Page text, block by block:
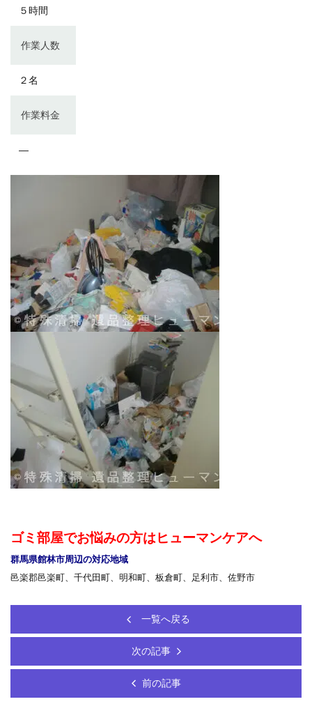
５時間
作業人数
２名
作業料金
―
ゴミ部屋でお悩みの方はヒューマンケアへ
群馬県館林市周辺の対応地域
邑楽郡邑楽町、千代田町、明和町、板倉町、足利市、佐野市
一覧へ戻る
次の記事
前の記事